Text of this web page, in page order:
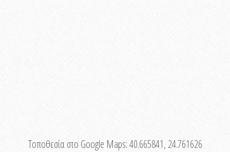
Τοποθεσία στο Google Maps:40.665841, 24.761626